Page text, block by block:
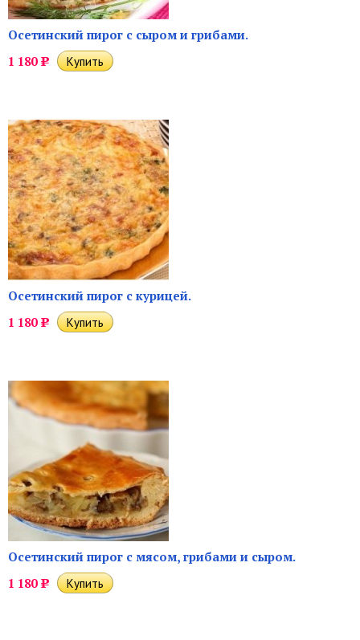
Осетинский пирог с сыром и грибами.
1 180 Р
Осетинский пирог с курицей.
1 180 Р
Осетинский пирог с мясом, грибами и сыром.
1 180 Р